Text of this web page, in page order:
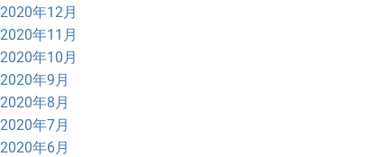
2020年12月
2020年11月
2020年10月
2020年9月
2020年8月
2020年7月
2020年6月